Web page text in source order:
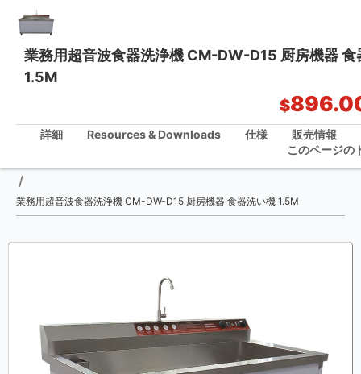
/
業務用超音波食器洗浄機 CM-DW-D15 厨房機器 食器洗い機 1.5M
業務用超音波食器洗浄機 CM-DW-D15 厨房機器 食
1.5M
$
詳細 Resources & Downloads 仕様
販売情報
このページの